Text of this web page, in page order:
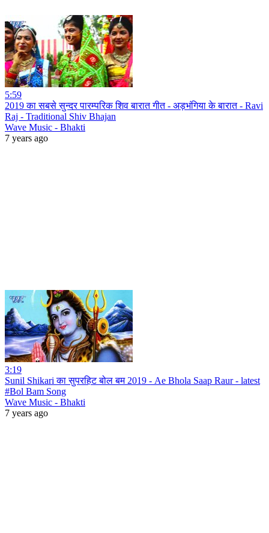
5:59
2019 का सबसे सुन्दर पारम्परिक शिव बारात गीत - अड़भंगिया के बारात - Ravi
Raj - Traditional Shiv Bhajan
Wave Music - Bhakti
7 years ago
3:19
Sunil Shikari का सुपरहिट बोल बम 2019 - Ae Bhola Saap Raur - latest
#Bol Bam Song
Wave Music - Bhakti
7 years ago